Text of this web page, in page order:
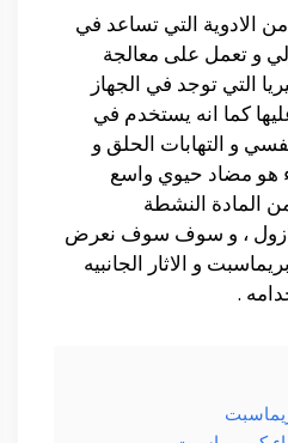
الادوية التي تساعد في
و تعمل على معالجة
التي توجد في الجهاز
كما انه يستخدم في
و التهابات الحلق و
هو مضاد حيوي واسع
المادة النشطة
، و سوف سوف نعرض
و الاثار الجانبيه
.